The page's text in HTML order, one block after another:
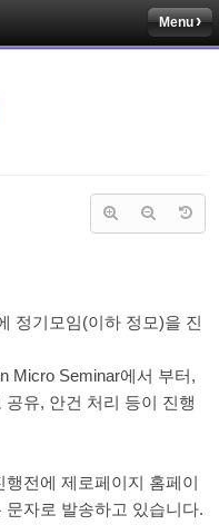
Menu
정기모임(이하 정모)을 진
Micro Seminar에서 부터,
유, 안건 처리 등이 진행
전에 제로페이지 홈페이
자로 발송하고 있습니다.
북5
5